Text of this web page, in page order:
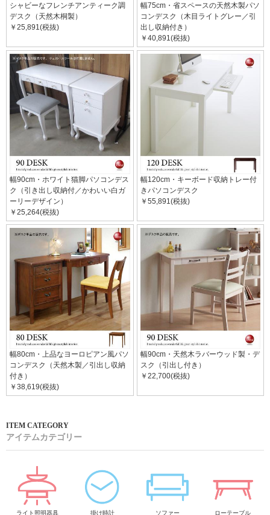
シャビーなフレンチアンティーク調
デスク（天然木桐製）
￥25,891(税抜)
幅75cm・省スペースの天然木製パソ
コンデスク（木目ライトグレー／引
出し収納付き）
￥40,891(税抜)
幅90cm・ホワイト猫脚パソコンデス
ク（引き出し収納付／かわいい白ガ
ーリーデザイン）
￥25,264(税抜)
幅120cm・キーボード収納トレー付
きパソコンデスク
￥55,891(税抜)
幅80cm・上品なヨーロピアン風パソ
コンデスク（天然木製／引出し収納
付き）
￥38,619(税抜)
幅90cm・天然木ラバーウッド製・デ
スク（引出し付き）
￥22,700(税抜)
アイテムカテゴリー
ライト照明器具 掛け時計 ソファー ローテーブル